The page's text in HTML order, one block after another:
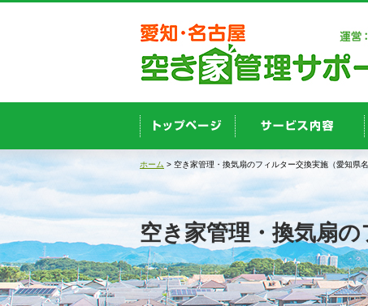
ホーム > 空き家管理・換気扇のフィルター交換実施（愛知県
空き家管理・換気扇